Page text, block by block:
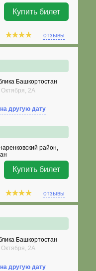
Купить билет
отзывы
Башкортостан
Октября, 2А
другую дату
район,
Купить билет
отзывы
Башкортостан
Октября, 2А
другую дату